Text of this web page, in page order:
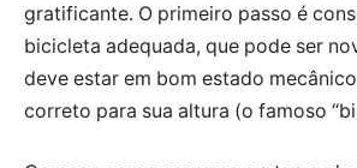
gratificante. O primeiro passo é
bicicleta adequada, que pode ser
deve estar em bom estado
correto para sua altura (o famoso